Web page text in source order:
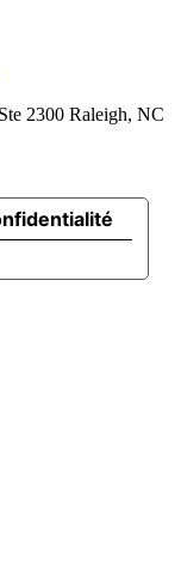
2300 Raleigh, NC